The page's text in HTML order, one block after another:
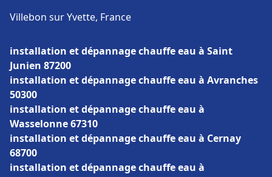
Villebon sur Yvette, France
installation et dépannage chauffe eau à Saint
Junien 87200
installation et dépannage chauffe eau à Avranches
50300
installation et dépannage chauffe eau à
Wasselonne 67310
installation et dépannage chauffe eau à Cernay
68700
installation et dépannage chauffe eau à